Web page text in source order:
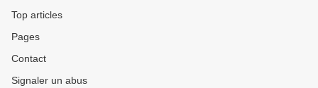
Top articles
Pages
Contact
Signaler un abus